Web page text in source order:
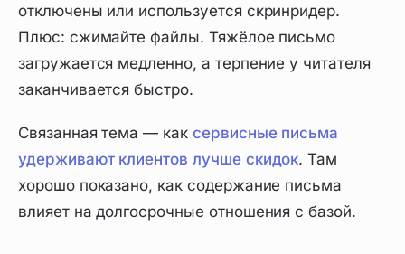
отключены или используется скринридер.
Плюс: сжимайте файлы. Тяжёлое письмо
загружается медленно, а терпение у читателя
заканчивается быстро.
Связанная тема — как сервисные письма
удерживают клиентов лучше скидок. Там
хорошо показано, как содержание письма
влияет на долгосрочные отношения с базой.